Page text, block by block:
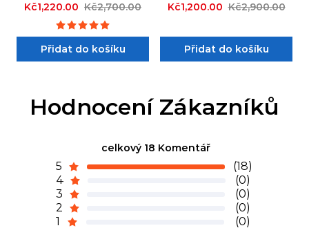
Kč1,220.00 Kč2,700.00
Přidat do košíku
Kč1,200.00 Kč2,900.00
Přidat do košíku
Hodnocení Zákazníků
celkový 18 Komentář
5
(18)
4
(0)
3
(0)
2
(0)
1
(0)